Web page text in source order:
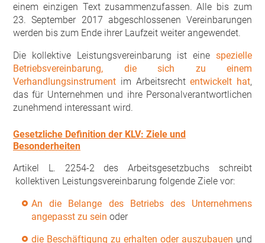
einem einzigen Text zusammenzufassen. Alle bis zum
23. September 2017 abgeschlossenen Vereinbarungen
werden bis zum Ende ihrer Laufzeit weiter angewendet.
Die kollektive Leistungsvereinbarung ist eine spezielle
Betriebsvereinbarung, die sich zu einem
Verhandlungsinstrument im Arbeitsrechtentwickelt hat,
das für Unternehmen und ihre Personalverantwortlichen
zunehmend interessant wird.
Gesetzliche Definition der KLV: Ziele und
Besonderheiten
Artikel L. 2254-2 des Arbeitsgesetzbuchs schreibt
kollektiven Leistungsvereinbarung folgende Ziele vor:
An die Belange des Betriebs des Unternehmens
angepasst zu sein oder
die Beschäftigung zu erhalten oder auszubauen und